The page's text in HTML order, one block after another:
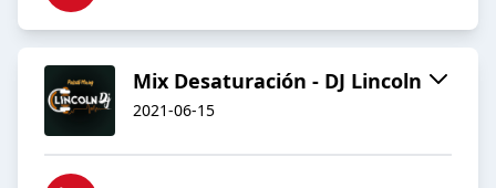
Mix Desaturación - DJ Lincoln
2021-06-15